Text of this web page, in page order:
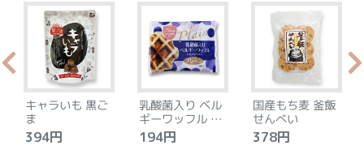
キャラいも 黒ご
ま
394円
乳酸菌入り ベル
ギーワッフル プ
レーン
194円
国産もち麦 釜飯
せんべい
378円